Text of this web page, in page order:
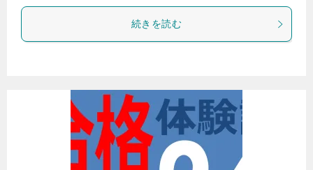
続きを読む